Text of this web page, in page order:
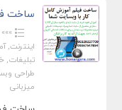
ساخت
اینترنت,
تبلیغات,
طراحی
میزبانی